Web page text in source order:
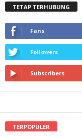
TETAP TERHUBUNG
Fans
Followers
Subscribers
TERPOPULER